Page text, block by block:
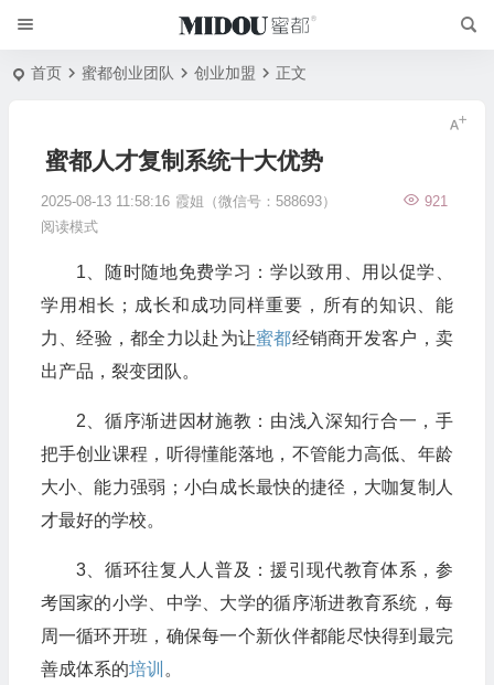
首页 蜜都创业团队 创业加盟 正文
蜜都人才复制系统十大优势
2025-08-13 11:58:16 霞姐（微信号：588693）
921
阅读模式
1、随时随地免费学习：学以致用、用以促学、
学用相长；成长和成功同样重要，所有的知识、能
力、经验，都全力以赴为让蜜都经销商开发客户，卖
出产品，裂变团队。
2、循序渐进因材施教：由浅入深知行合一，手
把手创业课程，听得懂能落地，不管能力高低、年龄
大小、能力强弱；小白成长最快的捷径，大咖复制人
才最好的学校。
3、循环往复人人普及：援引现代教育体系，参
考国家的小学、中学、大学的循序渐进教育系统，每
周一循环开班，确保每一个新伙伴都能尽快得到最完
善成体系的培训 。